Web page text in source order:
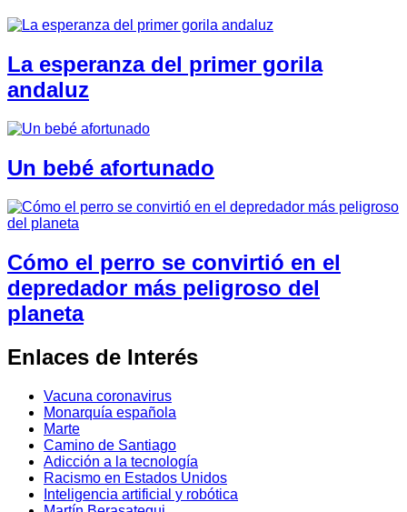
La esperanza del primer gorila
andaluz
Un bebé afortunado
Cómo el perro se convirtió en el
depredador más peligroso del
planeta
Enlaces de Interés
Vacuna coronavirus
Monarquía española
Marte
Camino de Santiago
Adicción a la tecnología
Racismo en Estados Unidos
Inteligencia artificial y robótica